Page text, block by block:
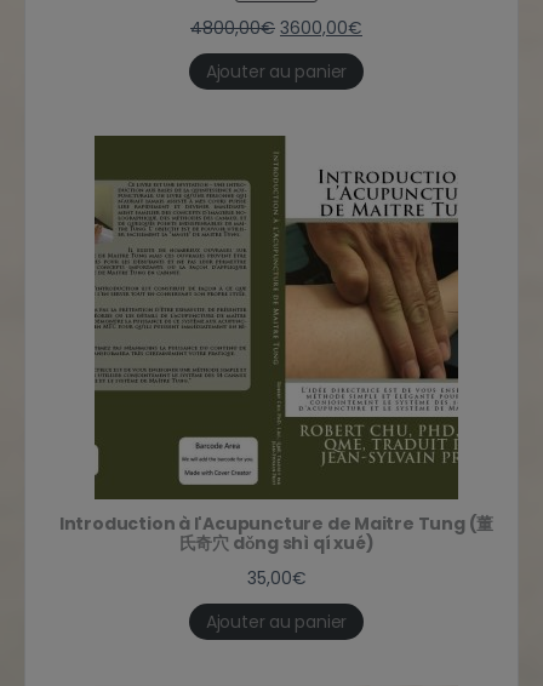
4800,00€ 3600,00€
Ajouter au panier
Introduction à l'Acupuncture de Maitre Tung (董
氏奇穴 dǒng shì qí xué)
35,00€
Ajouter au panier